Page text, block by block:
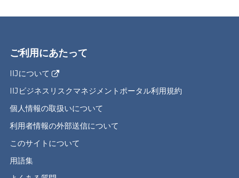
ご利用にあたって
IIJについて
IIJビジネスリスクマネジメントポータル利用規約
個人情報の取扱いについて
利用者情報の外部送信について
このサイトについて
用語集